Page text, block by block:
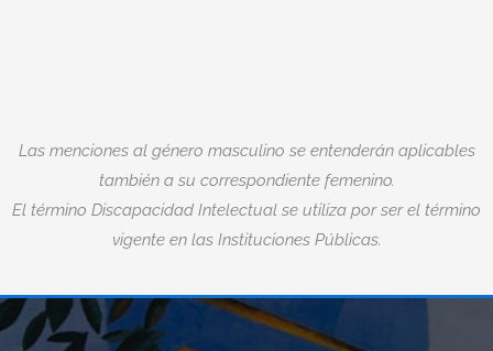
Las menciones al género masculino se entenderán aplicables
también a su correspondiente femenino.
El término Discapacidad Intelectual se utiliza por ser el término
vigente en las Instituciones Públicas.